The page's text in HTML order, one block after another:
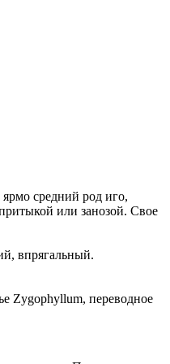
средний род иго,
или занозой. Свое
впрягальный.
Zygophyllum, переводное